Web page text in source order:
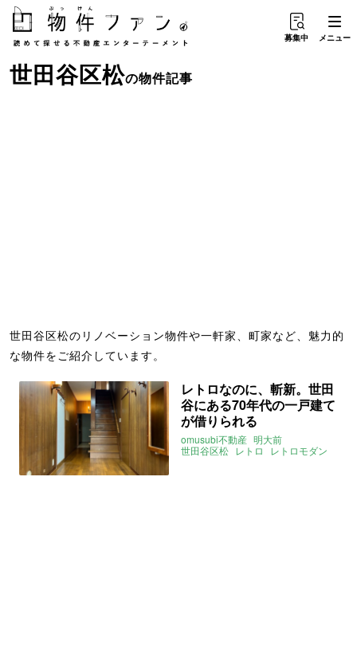
募集中 メニュー
世田谷区松の物件記事
世田谷区松のリノベーション物件や一軒家、町家など、魅力的
な物件をご紹介しています。
レトロなのに、斬新。世田
谷にある70年代の一戸建て
が借りられる
omusubi不動産 明大前
世田谷区松 レトロ
レトロモダン